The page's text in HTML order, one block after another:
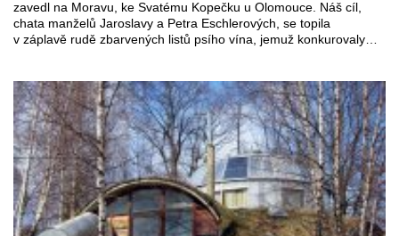
zavedl na Moravu, ke Svatému Kopečku u Olomouce. Náš cíl,
chata manželů Jaroslavy a Petra Eschlerových, se topila
v záplavě rudě zbarvených listů psího vína, jemuž konkurovaly…